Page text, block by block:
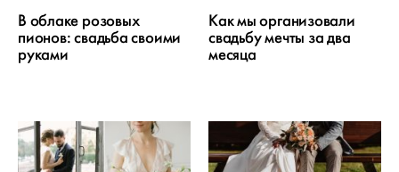
В облаке розовых
пионов: свадьба своими
руками
Как мы организовали
свадьбу мечты за два
месяца